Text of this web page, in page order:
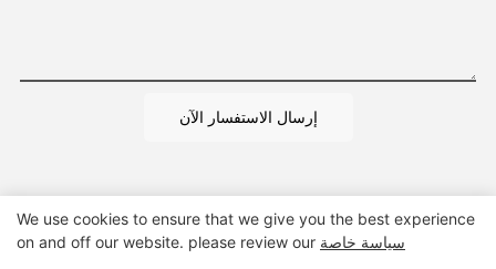
إرسال الاستفسار الآن
حقوق الطبع والنشر © 2024 Wenzhou Guangsai Technology
We use cookies to ensure that we give you the best experience
on and off our website. please review our سياسة خاصة